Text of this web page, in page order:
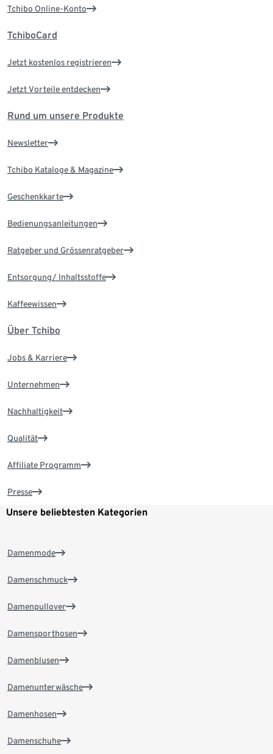
Tchibo Online-Konto
TchiboCard
Jetzt kostenlos registrieren
Jetzt Vorteile entdecken
Rund um unsere Produkte
Newsletter
Tchibo Kataloge & Magazine
Geschenkkarte
Bedienungsanleitungen
Ratgeber und Grössenratgeber
Entsorgung/ Inhaltsstoffe
Kaffeewissen
Über Tchibo
Jobs & Karriere
Unternehmen
Nachhaltigkeit
Qualität
Affiliate Programm
Presse
Unsere beliebtesten Kategorien
Damenmode
Damenschmuck
Damenpullover
Damensporthosen
Damenblusen
Damenunterwäsche
Damenhosen
Damenschuhe